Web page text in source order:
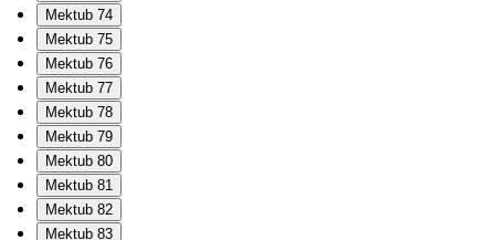
Mektub 74
Mektub 75
Mektub 76
Mektub 77
Mektub 78
Mektub 79
Mektub 80
Mektub 81
Mektub 82
Mektub 83